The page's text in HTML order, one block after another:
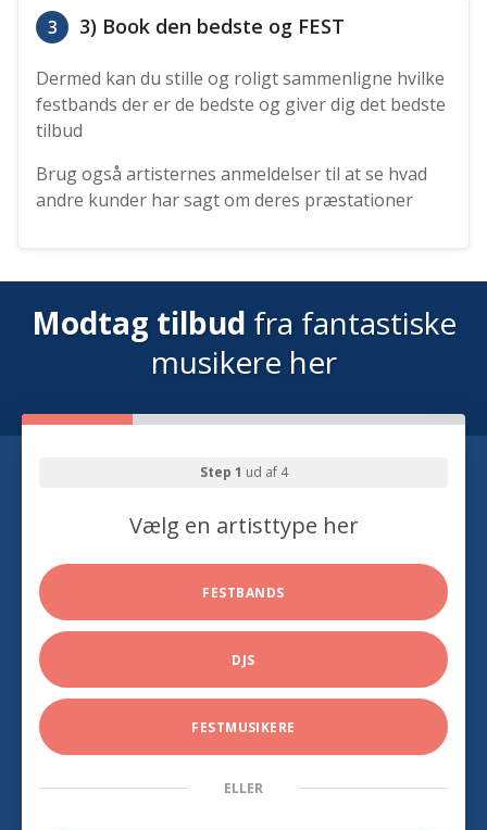
3 3) Book den bedste og FEST
Dermed kan du stille og roligt sammenligne hvilke
festbands der er de bedste og giver dig det bedste
tilbud
Brug også artisternes anmeldelser til at se hvad
andre kunder har sagt om deres præstationer
Modtag tilbud fra fantastiske
musikere her
Step 1 ud af 4
Vælg en artisttype her
FESTBANDS
DJS
FESTMUSIKERE
ELLER